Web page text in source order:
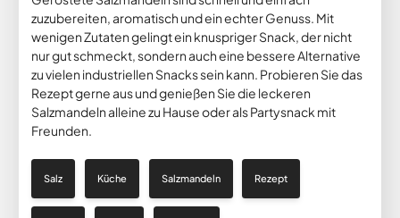
zuzubereiten, aromatisch und ein echter Genuss. Mit
wenigen Zutaten gelingt ein knuspriger Snack, der nicht
nur gut schmeckt, sondern auch eine bessere Alternative
zu vielen industriellen Snacks sein kann. Probieren Sie das
Rezept gerne aus und genießen Sie die leckeren
Salzmandeln alleine zu Hause oder als Partysnack mit
Freunden.
Salz Küche Salzmandeln Rezept